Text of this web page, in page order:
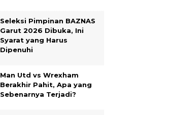
Seleksi Pimpinan BAZNAS
Garut 2026 Dibuka, Ini
Syarat yang Harus
Dipenuhi
Man Utd vs Wrexham
Berakhir Pahit, Apa yang
Sebenarnya Terjadi?